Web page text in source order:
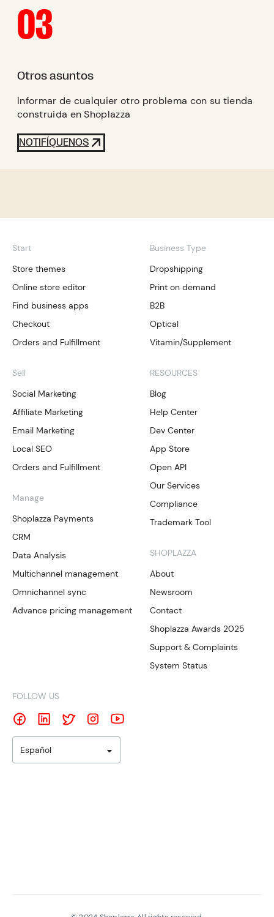
03
Otros asuntos
Informar de cualquier otro problema con su tienda
construida en Shoplazza
NOTIFÍQUENOS
Start
Store themes
Online store editor
Find business apps
Checkout
Orders and Fulfillment
Sell
Social Marketing
Affiliate Marketing
Email Marketing
Local SEO
Orders and Fulfillment
Manage
Shoplazza Payments
CRM
Data Analysis
Multichannel management
Omnichannel sync
Advance pricing management
Business Type
Dropshipping
Print on demand
B2B
Optical
Vitamin/Supplement
RESOURCES
Blog
Help Center
Dev Center
App Store
Open API
Our Services
Compliance
Trademark Tool
SHOPLAZZA
About
Newsroom
Contact
Shoplazza Awards 2025
Support & Complaints
System Status
FOLLOW US
Español